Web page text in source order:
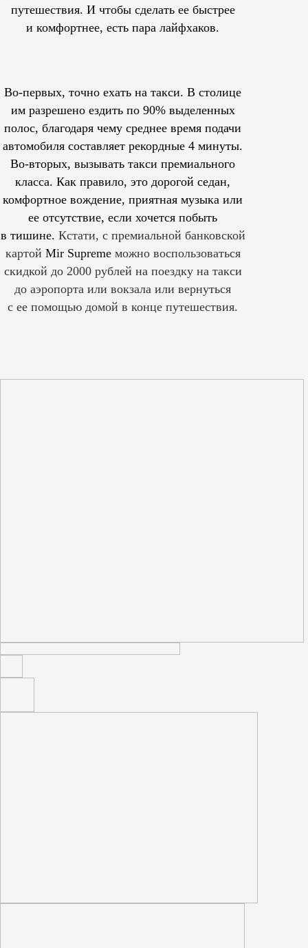
путешествия. И чтобы сделать ее быстрее
и комфортнее, есть пара лайфхаков.
Во-первых, точно ехать на такси. В столице
им разрешеноездить по 90% выделенных
полос, благодаря чему среднее время подачи
автомобиля составляет рекордные 4 минуты.
Во-вторых, вызывать такси премиального
класса. Как правило, это дорогой седан,
комфортное вождение, приятная музыка или
ее отсутствие, если хочется побыть
в тишине. Кстати, с премиальной банковской
картой Mir Supreme можно воспользоваться
скидкой до 2000 рублей на поездку на такси
до аэропорта или вокзала или вернуться
с ее помощью домой в конце путешествия.